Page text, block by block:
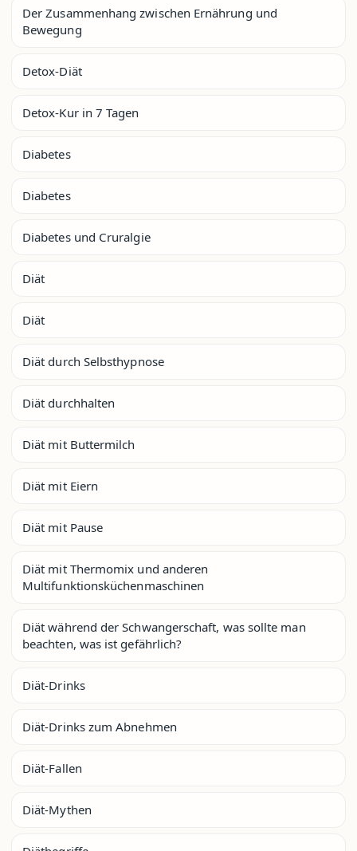
Der Zusammenhang zwischen Ernährung und
Bewegung
Detox-Diät
Detox-Kur in 7 Tagen
Diabetes
Diabetes
Diabetes und Cruralgie
Diät
Diät
Diät durch Selbsthypnose
Diät durchhalten
Diät mit Buttermilch
Diät mit Eiern
Diät mit Pause
Diät mit Thermomix und anderen
Multifunktionsküchenmaschinen
Diät während der Schwangerschaft, was sollte man
beachten, was ist gefährlich?
Diät-Drinks
Diät-Drinks zum Abnehmen
Diät-Fallen
Diät-Mythen